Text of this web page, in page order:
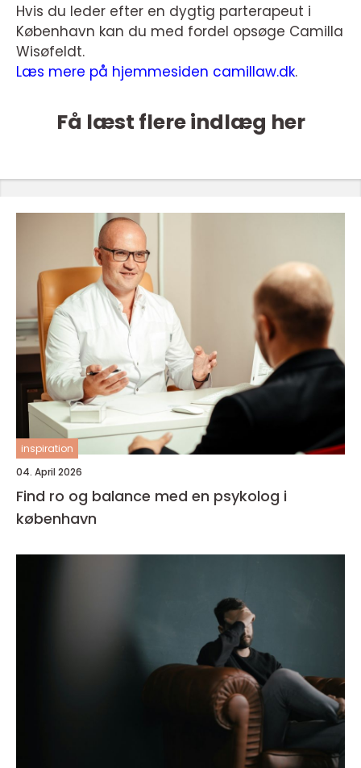
Hvis du leder efter en dygtig parterapeut i
København kan du med fordel opsøge Camilla
Wisøfeldt.
Læs mere på hjemmesiden camillaw.dk.
Få læst flere indlæg her
inspiration
04. April 2026
Find ro og balance med en psykolog i
københavn